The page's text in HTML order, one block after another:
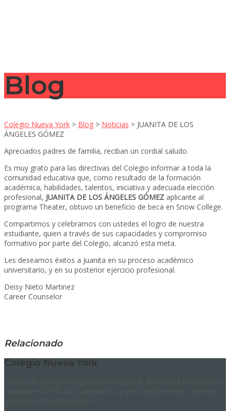
Blog
Colegio Nueva York > Blog > Noticias > JUANITA DE LOS
ÁNGELES GÓMEZ
Apreciados padres de familia, reciban un cordial saludo.
Es muy grato para las directivas del Colegio informar a toda la
comunidad educativa que, como resultado de la formación
académica, habilidades, talentos, iniciativa y adecuada elección
profesional, JUANITA DE LOS ÁNGELES GÓMEZ aplicante al
programa Theater, obtuvo un beneficio de beca en Snow College.
Compartimos y celebramos con ustedes el logro de nuestra
estudiante, quien a través de sus capacidades y compromiso
formativo por parte del Colegio, alcanzó esta meta.
Les deseamos éxitos a Juanita en su proceso académico
universitario, y en su posterior ejercicio profesional.
Deisy Nieto Martinez
Career Counselor
Relacionado
Colegio Nueva York